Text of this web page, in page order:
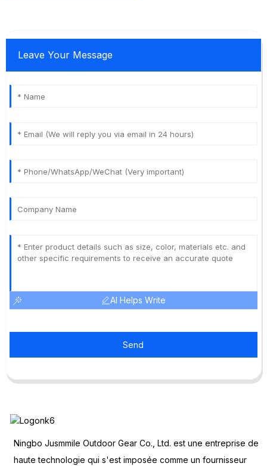
Leave Your Message
AI Helps Write
Send
Ningbo Jusmmile Outdoor Gear Co., Ltd. est une entreprise de
haute technologie qui s'est imposée comme un fournisseur